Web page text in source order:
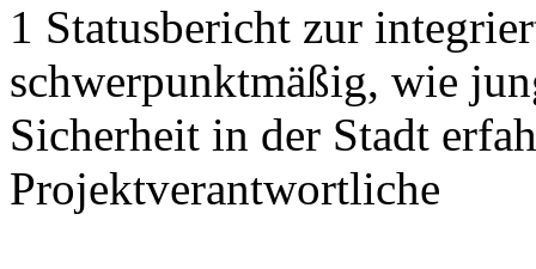
1 Statusbericht zur
schwerpunktmäßig, wie
Sicherheit in der Stadt
Projektverantwortliche